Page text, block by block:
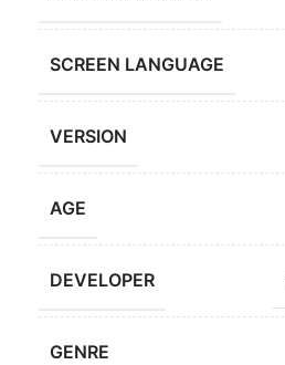
SCREEN LANGUAGE
VERSION
AGE
DEVELOPER
GENRE